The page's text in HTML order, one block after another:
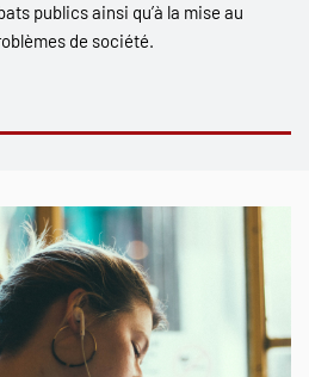
publics ainsi qu’à la mise au
de société.